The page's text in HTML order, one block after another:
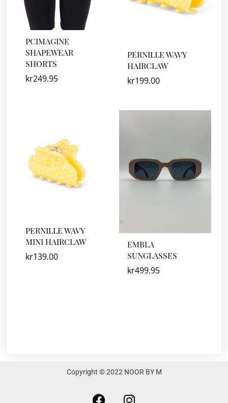
PCIMAGINE
SHAPEWEAR
SHORTS
kr249.95
PERNILLE WAVY
HAIRCLAW
kr199.00
PERNILLE WAVY
MINI HAIRCLAW
kr139.00
EMBLA
SUNGLASSES
kr499.95
Copyright © 2022 NOOR BY M
F
I